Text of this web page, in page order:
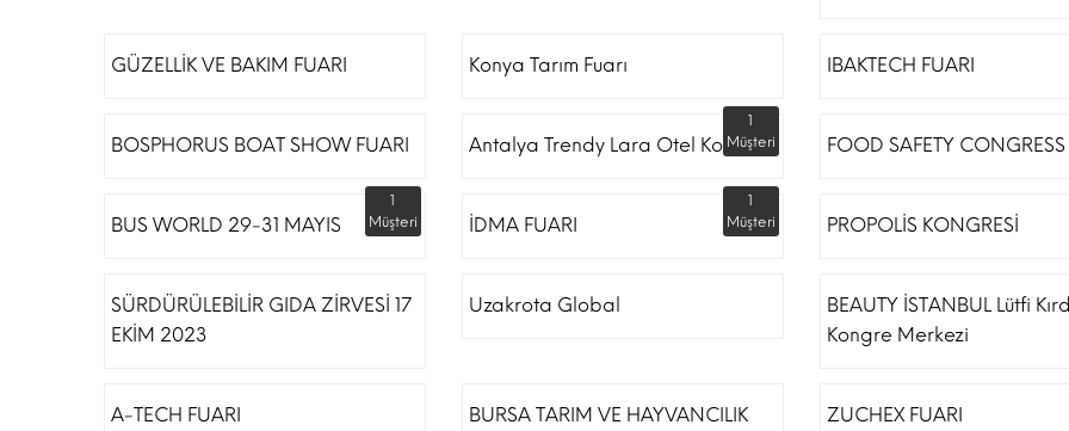
GÜZELLİK VE BAKIM FUARI Konya Tarım Fuarı IBAKTECH FUARI
BOSPHORUS BOAT SHOW FUARI Antalya Trendy Lara Otel Kongre
1
Müşteri
FOOD SAFETY CONGRESS
BUS WORLD 29-31 MAYIS
1
Müşteri
İDMA FUARI
1
Müşteri
PROPOLİS KONGRESİ
SÜRDÜRÜLEBİLİR GIDA ZİRVESİ 17
EKİM 2023
Uzakrota Global
BEAUTY İSTANBUL Lütfi
Kongre Merkezi
A-TECH FUARI
BURSA TARIM VE HAYVANCILIK
ZUCHEX FUARI